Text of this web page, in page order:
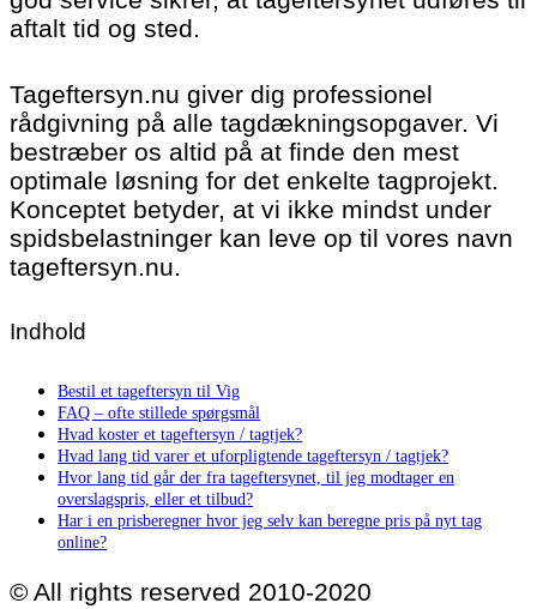
aftalt tid og sted.
Tageftersyn.nu giver dig professionel
rådgivning på alle tagdækningsopgaver. Vi
bestræber os altid på at finde den mest
optimale løsning for det enkelte tagprojekt.
Konceptet betyder, at vi ikke mindst under
spidsbelastninger kan leve op til vores navn
tageftersyn.nu.
Indhold
Bestil et tageftersyn til Vig
FAQ – ofte stillede spørgsmål
Hvad koster et tageftersyn / tagtjek?
Hvad lang tid varer et uforpligtende tageftersyn / tagtjek?
Hvor lang tid går der fra tageftersynet, til jeg modtager en
overslagspris, eller et tilbud?
Har i en prisberegner hvor jeg selv kan beregne pris på nyt tag
online?
© All rights reserved 2010-2020